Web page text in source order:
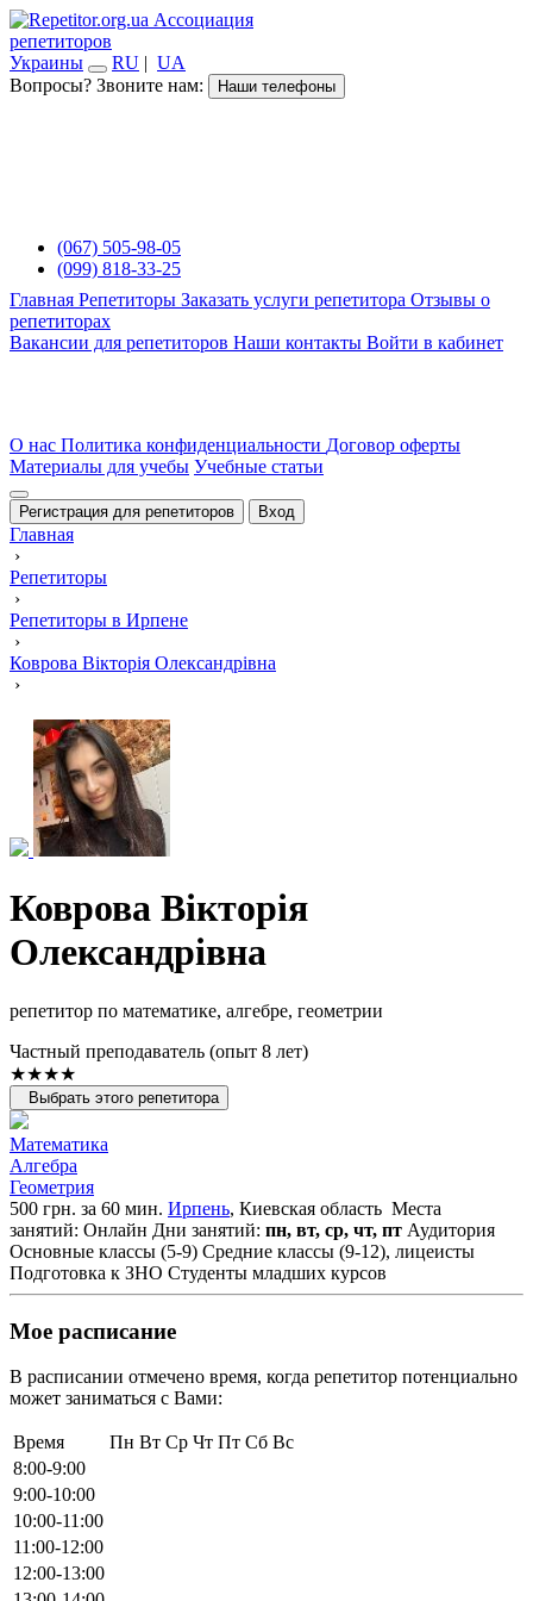
Ассоциация
репетиторов
Украины
RU | UA
Вопросы? Звоните нам:
Наши телефоны
(067) 505-98-05
(099) 818-33-25
Главная Репетиторы Заказать услуги репетитора Отзывы о
репетиторах
Вакансии для репетиторов Наши контакты Войти в кабинет
О нас Политика конфиденциальности Договор оферты
Материалы для учебы Учебные статьи
Регистрация для репетиторов Вход
Главная
›
Репетиторы
›
Репетиторы в Ирпене
›
Коврова Вікторія Олександрівна
›
Коврова Вікторія
Олександрівна
репетитор по математике, алгебре, геометрии
Частный преподаватель (опыт 8 лет)
★★★★
Выбрать этого репетитора
Математика
Алгебра
Геометрия
500 грн. за 60 мин. Ирпень, Киевская область Места
занятий: Онлайн Дни занятий: пн, вт, ср, чт, пт Аудитория
Основные классы (5-9) Средние классы (9-12), лицеисты
Подготовка к ЗНО Студенты младших курсов
Мое расписание
В расписании отмечено время, когда репетитор потенциально
может заниматься с Вами:
Время Пн Вт Ср Чт Пт Сб Вс
8:00-9:00
9:00-10:00
10:00-11:00
11:00-12:00
12:00-13:00